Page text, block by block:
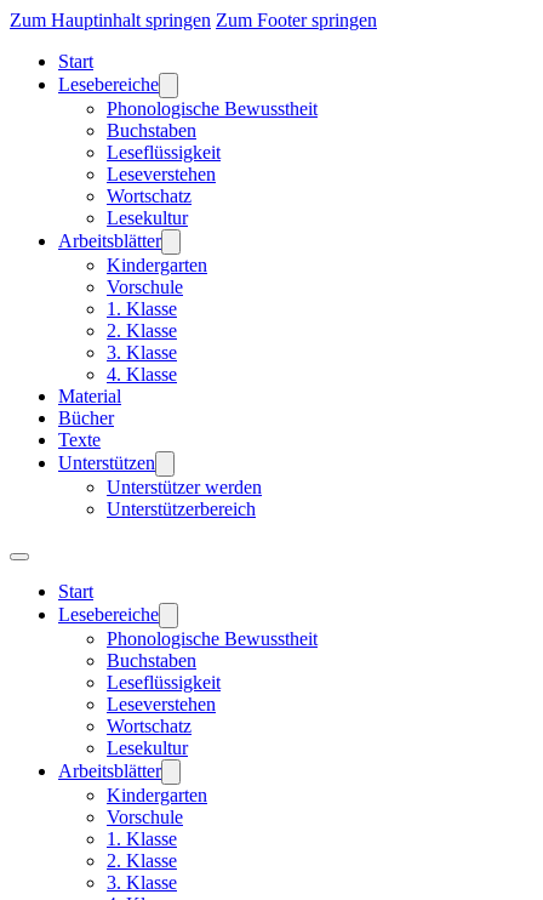
Zum Hauptinhalt springen Zum Footer springen
Start
Lesebereiche
Phonologische Bewusstheit
Buchstaben
Leseflüssigkeit
Leseverstehen
Wortschatz
Lesekultur
Arbeitsblätter
Kindergarten
Vorschule
1. Klasse
2. Klasse
3. Klasse
4. Klasse
Material
Bücher
Texte
Unterstützen
Unterstützer werden
Unterstützerbereich
Start
Lesebereiche
Phonologische Bewusstheit
Buchstaben
Leseflüssigkeit
Leseverstehen
Wortschatz
Lesekultur
Arbeitsblätter
Kindergarten
Vorschule
1. Klasse
2. Klasse
3. Klasse